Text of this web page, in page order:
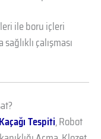
ile boru içleri
çalışması
Tespiti, Robot